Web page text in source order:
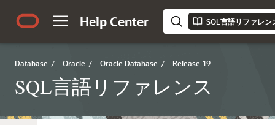
Help Center SQL言語リファレン
Database / Oracle / Oracle Database / Release 19
SQL言語リファレンス